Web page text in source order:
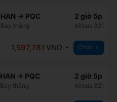
HAN → PQC
Bay thẳng
2 giờ 5p
Airbus 321
1,597,781 VND Chọn
HAN → PQC
Bay thẳng
2 giờ 5p
Airbus 321